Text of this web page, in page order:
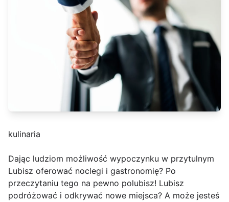
kulinaria
Dając ludziom możliwość wypoczynku w przytulnym
Lubisz oferować noclegi i gastronomię? Po
przeczytaniu tego na pewno polubisz! Lubisz
podróżować i odkrywać nowe miejsca? A może jesteś